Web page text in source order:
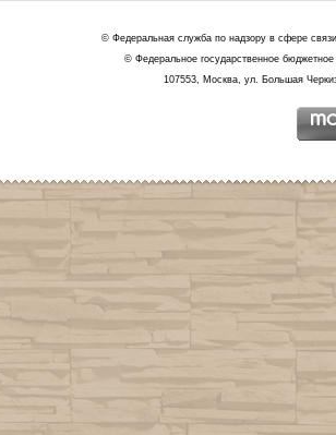
© Федеральная служба по надзору в сфере
© Федеральное государственное
107553, Москва, ул. Большая